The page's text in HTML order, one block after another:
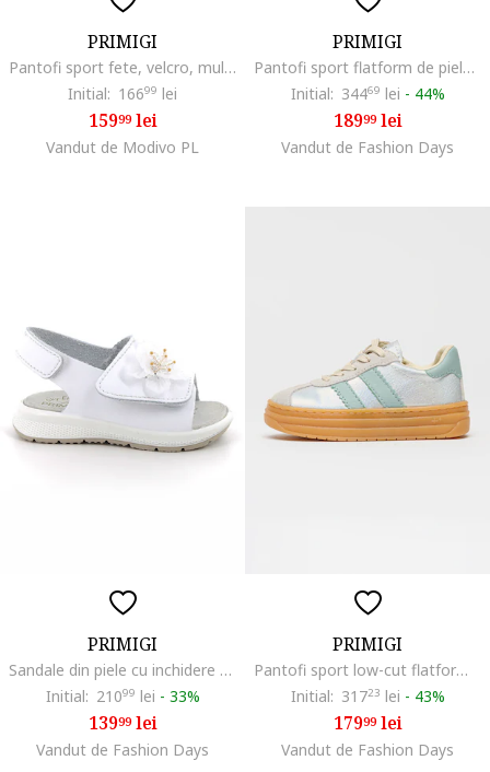
PRIMIGI
Pantofi sport fete, velcro, multicolor, piele ecologica
Initial: 16699 lei
15999lei
Vandut de Modivo PL
PRIMIGI
Pantofi sport flatform de piele, Negru
Initial: 34469 lei - 44%
18999lei
Vandut de Fashion Days
PRIMIGI
Sandale din piele cu inchidere velcro
Initial: 21099 lei - 33%
13999lei
Vandut de Fashion Days
PRIMIGI
Pantofi sport low-cut flatform, Verde/Argintiu
Initial: 31723 lei - 43%
17999lei
Vandut de Fashion Days